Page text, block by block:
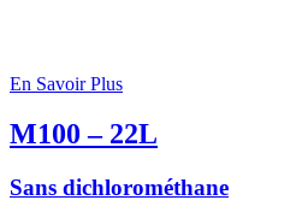
En Savoir Plus
M100 – 22L
Sans dichlorométhane